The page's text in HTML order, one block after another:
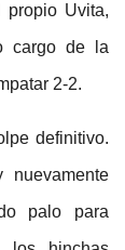
Uvita,
cargo de la
2-2.
definitivo.
palo para